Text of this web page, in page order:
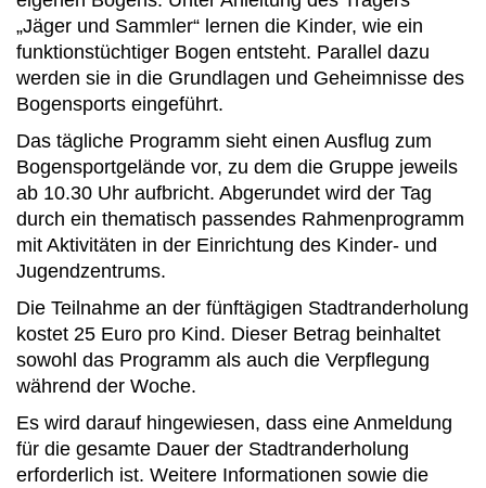
„Jäger und Sammler“ lernen die Kinder, wie ein
funktionstüchtiger Bogen entsteht. Parallel dazu
werden sie in die Grundlagen und Geheimnisse des
Bogensports eingeführt.
Das tägliche Programm sieht einen Ausflug zum
Bogensportgelände vor, zu dem die Gruppe jeweils
ab 10.30 Uhr aufbricht. Abgerundet wird der Tag
durch ein thematisch passendes Rahmenprogramm
mit Aktivitäten in der Einrichtung des Kinder- und
Jugendzentrums.
Die Teilnahme an der fünftägigen Stadtranderholung
kostet 25 Euro pro Kind. Dieser Betrag beinhaltet
sowohl das Programm als auch die Verpflegung
während der Woche.
Es wird darauf hingewiesen, dass eine Anmeldung
für die gesamte Dauer der Stadtranderholung
erforderlich ist. Weitere Informationen sowie die